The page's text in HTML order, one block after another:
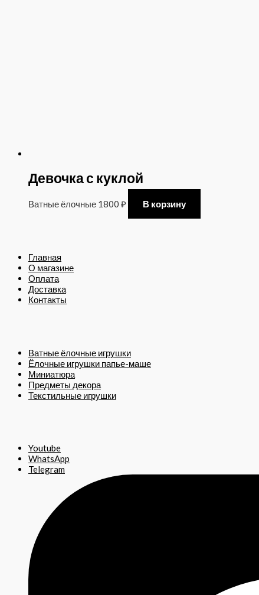
Девочка с куклой
Ватные ёлочные 1800 ₽ В корзину
Главная
О магазине
Оплата
Доставка
Контакты
Ватные ёлочные игрушки
Ёлочные игрушки папье-маше
Миниатюра
Предметы декора
Текстильные игрушки
Youtube
WhatsApp
Telegram